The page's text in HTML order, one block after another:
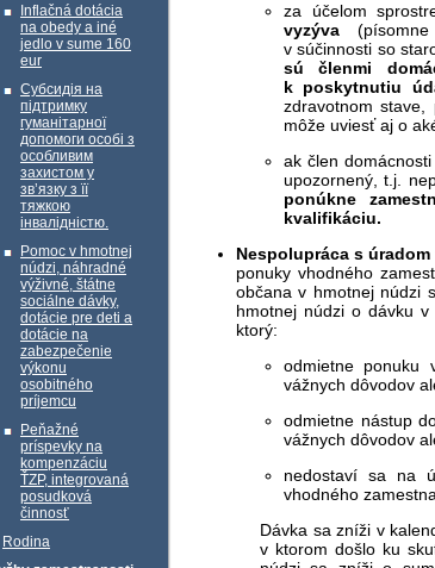
Inflačná dotácia
na obedy a iné
jedlo v sume 160
eur
Субсидія на
підтримку
гуманітарної
допомоги особі з
особливим
захистом у
зв’язку з її
тяжкою
інвалідністю.
Pomoc v hmotnej
núdzi, náhradné
výživné, štátne
sociálne dávky,
dotácie pre deti a
dotácie na
zabezpečenie
výkonu
osobitného
príjemcu
Peňažné
príspevky na
kompenzáciu
ŤZP, integrovaná
posudková
činnosť
Rodina
za účelom
vyzýva
v súčinnosti so
sú členmi
k poskytnutiu
zdravotnom
môže uviesť aj o
ak člen domácnosti
upozornený, t.j.
ponúkne
kvalifikáciu.
Nespolupráca s
ponuky vhodného
občana v hmotnej núdzi
hmotnej núdzi o dávku v
ktorý:
odmietne ponuku
vážnych dôvodov
odmietne nástup
vážnych dôvodov
nedostaví sa na
vhodného
Dávka sa zníži v
v ktorom došlo ku